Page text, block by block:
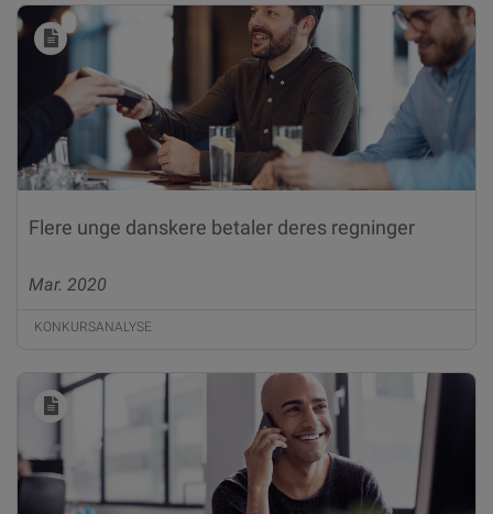
Flere unge danskere betaler deres regninger
Mar. 2020
KONKURSANALYSE